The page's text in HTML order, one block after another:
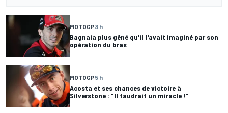
MOTOGP3 h
Bagnaia plus gêné qu'il l'avait imaginé par son
opération du bras
MOTOGP5 h
Acosta et ses chances de victoire à
Silverstone : "Il faudrait un miracle !"